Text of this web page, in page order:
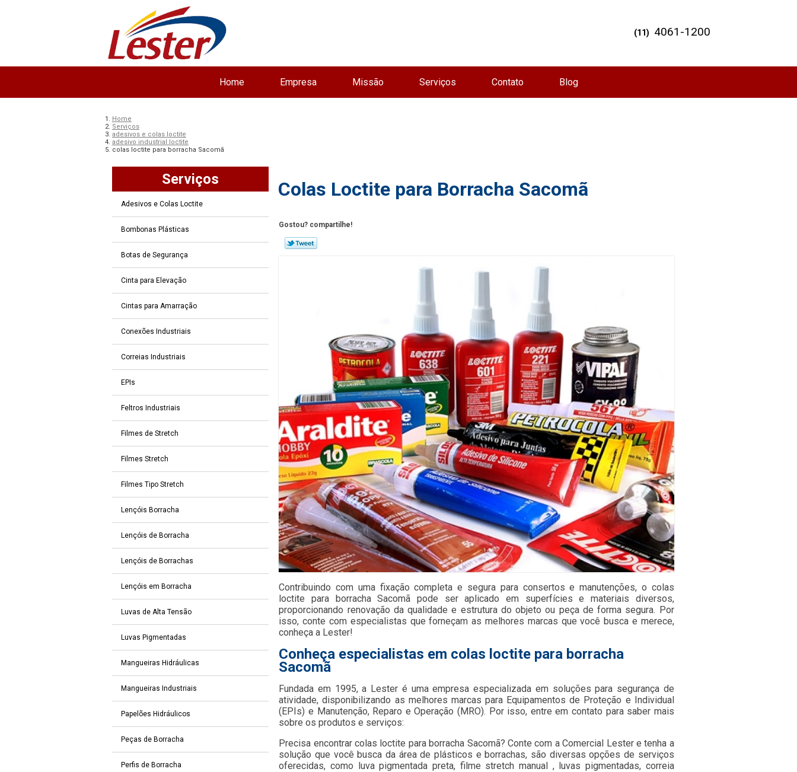
Home Empresa Missão Serviços Contato Blog
(11) 4061-1200
Home
Serviços
adesivos e colas loctite
adesivo industrial loctite
colas loctite para borracha Sacomã
Serviços
Adesivos e Colas Loctite
Bombonas Plásticas
Botas de Segurança
Cinta para Elevação
Cintas para Amarração
Conexões Industriais
Correias Industriais
EPIs
Feltros Industriais
Filmes de Stretch
Filmes Stretch
Filmes Tipo Stretch
Lençóis Borracha
Lençóis de Borracha
Lençóis de Borrachas
Lençóis em Borracha
Luvas de Alta Tensão
Luvas Pigmentadas
Mangueiras Hidráulicas
Mangueiras Industriais
Papelões Hidráulicos
Peças de Borracha
Perfis de Borracha
Colas Loctite para Borracha Sacomã
Gostou? compartilhe!
Contribuindo com uma fixação completa e segura para consertos e manutenções, o colas
loctite para borracha Sacomã pode ser aplicado em superfícies e materiais diversos,
proporcionando renovação da qualidade e estrutura do objeto ou peça de forma segura. Por
isso, conte com especialistas que forneçam as melhores marcas que você busca e merece,
conheça a Lester!
Conheça especialistas em colas loctite para borracha
Sacomã
Fundada em 1995, a Lester é uma empresa especializada em soluções para segurança de
atividade, disponibilizando as melhores marcas para Equipamentos de Proteção e Individual
(EPIs) e Manutenção, Reparo e Operação (MRO). Por isso, entre em contato para saber mais
sobre os produtos e serviços:
Precisa encontrar colas loctite para borracha Sacomã? Conte com a Comercial Lester e tenha a
solução que você busca da área de plásticos e borrachas, são diversas opções de serviços
oferecidas, como luva pigmentada preta, filme stretch manual , luvas pigmentadas, correia